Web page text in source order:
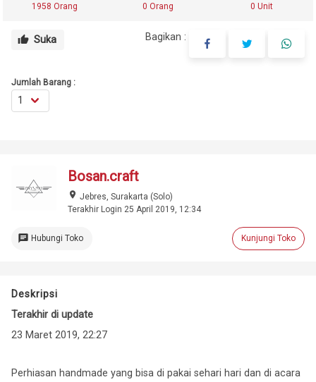
1958 Orang
0 Orang
0 Unit
thumb_up Suka Bagikan :
Jumlah Barang :
Bosan.craft
place Jebres, Surakarta (Solo)
Terakhir Login 25 April 2019, 12:34
chat Hubungi Toko Kunjungi Toko
Deskripsi
Terakhir di update
23 Maret 2019, 22:27
Perhiasan handmade yang bisa di pakai sehari hari dan di acara